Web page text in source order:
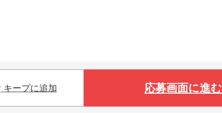
キープに追加 応募画面に進む